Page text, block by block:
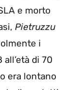
e morto
Pietruzzu
i
di 70
era lontano